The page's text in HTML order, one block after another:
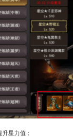
星力值；